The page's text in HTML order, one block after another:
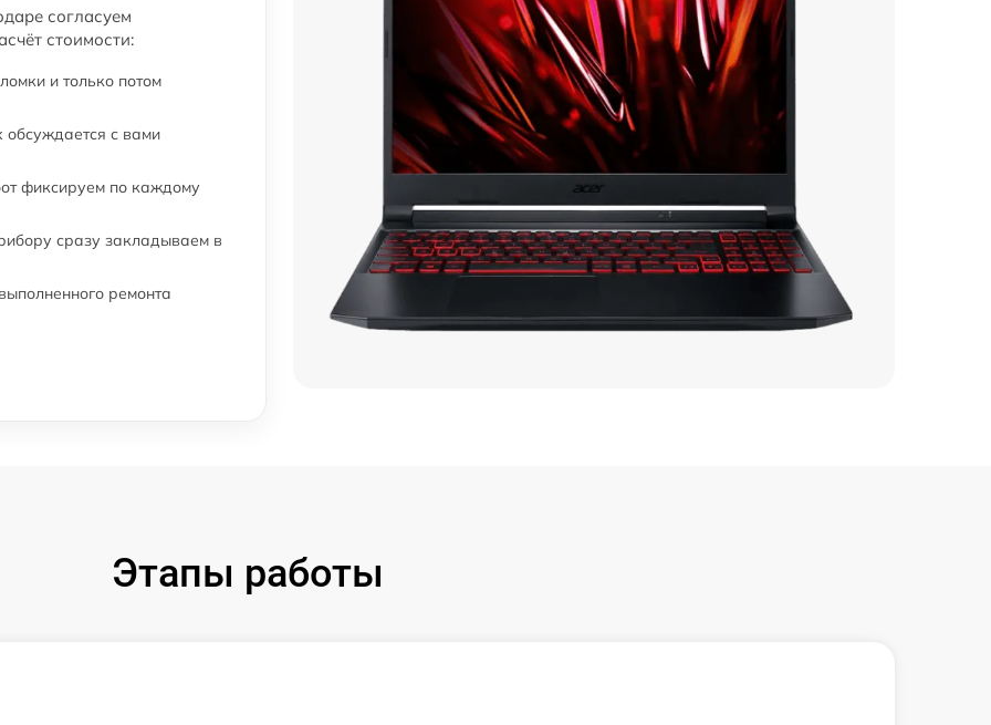
согласуем
стоимости:
и только потом
обсуждается с вами
фиксируем по каждому
сразу закладываем в
ремонта
Этапы работы